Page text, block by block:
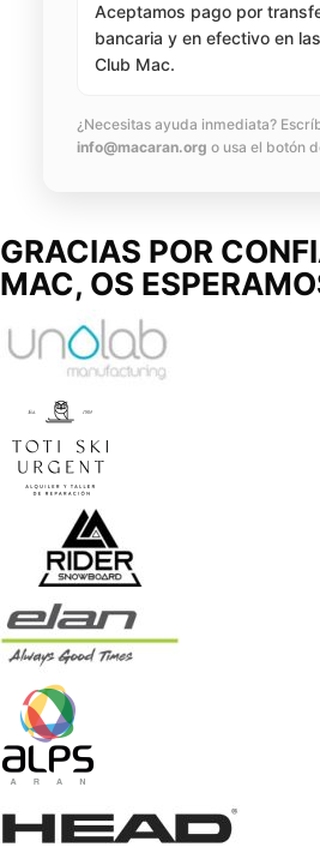
Aceptamos pago por
bancaria y en efectivo en
Club Mac.
¿Necesitas ayuda inmediata?
info@macaran.org o usa el botón
GRACIAS POR
MAC, OS